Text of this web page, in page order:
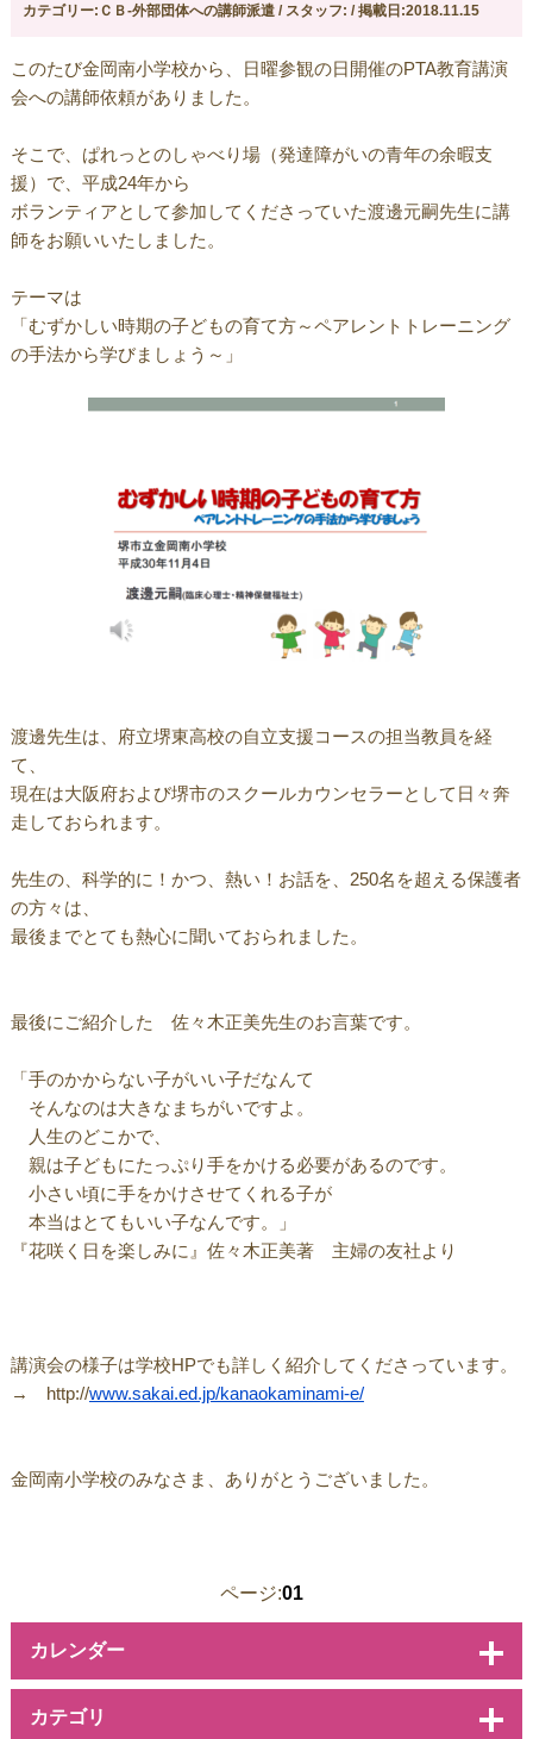
カテゴリー:ＣＢ-外部団体への講師派遣 / スタッフ: / 掲載日:2018.11.15
このたび金岡南小学校から、日曜参観の日開催のPTA教育講演
会への講師依頼がありました。
そこで、ぱれっとのしゃべり場（発達障がいの青年の余暇支
援）で、平成24年から
ボランティアとして参加してくださっていた渡邊元嗣先生に講
師をお願いいたしました。
テーマは
「むずかしい時期の子どもの育て方～ペアレントトレーニング
の手法から学びましょう～」
渡邊先生は、府立堺東高校の自立支援コースの担当教員を経
て、
現在は大阪府および堺市のスクールカウンセラーとして日々奔
走しておられます。
先生の、科学的に！かつ、熱い！お話を、250名を超える保護者
の方々は、
最後までとても熱心に聞いておられました。
最後にご紹介した 佐々木正美先生のお言葉です。
「手のかからない子がいい子だなんて
そんなのは大きなまちがいですよ。
人生のどこかで、
親は子どもにたっぷり手をかける必要があるのです。
小さい頃に手をかけさせてくれる子が
本当はとてもいい子なんです。」
『花咲く日を楽しみに』佐々木正美著 主婦の友社より
講演会の様子は学校HPでも詳しく紹介してくださっています。
→ http://www.sakai.ed.jp/kanaokaminami-e/
金岡南小学校のみなさま、ありがとうございました。
ページ:01
カレンダー
カテゴリ